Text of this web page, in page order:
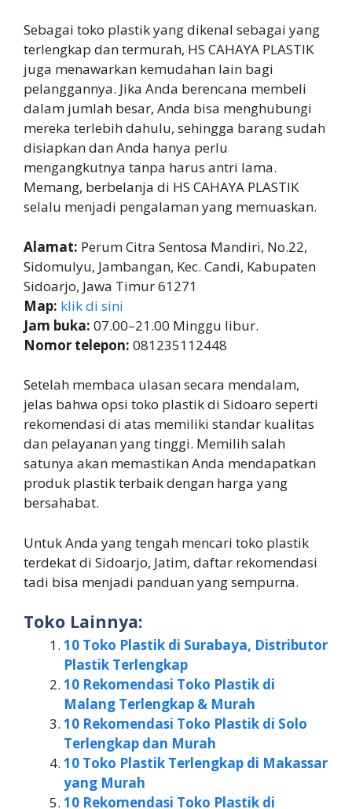
Sebagai toko plastik yang dikenal sebagai yang
terlengkap dan termurah, HS CAHAYA PLASTIK
juga menawarkan kemudahan lain bagi
pelanggannya. Jika Anda berencana membeli
dalam jumlah besar, Anda bisa menghubungi
mereka terlebih dahulu, sehingga barang sudah
disiapkan dan Anda hanya perlu
mengangkutnya tanpa harus antri lama.
Memang, berbelanja di HS CAHAYA PLASTIK
selalu menjadi pengalaman yang memuaskan.
Alamat: Perum Citra Sentosa Mandiri, No.22,
Sidomulyu, Jambangan, Kec. Candi, Kabupaten
Sidoarjo, Jawa Timur 61271
Map: klik di sini
Jam buka: 07.00–21.00 Minggu libur.
Nomor telepon: 081235112448
Setelah membaca ulasan secara mendalam,
jelas bahwa opsi toko plastik di Sidoaro seperti
rekomendasi di atas memiliki standar kualitas
dan pelayanan yang tinggi. Memilih salah
satunya akan memastikan Anda mendapatkan
produk plastik terbaik dengan harga yang
bersahabat.
Untuk Anda yang tengah mencari toko plastik
terdekat di Sidoarjo, Jatim, daftar rekomendasi
tadi bisa menjadi panduan yang sempurna.
Toko Lainnya:
10 Toko Plastik di Surabaya, Distributor
Plastik Terlengkap
10 Rekomendasi Toko Plastik di
Malang Terlengkap & Murah
10 Rekomendasi Toko Plastik di Solo
Terlengkap dan Murah
10 Toko Plastik Terlengkap di Makassar
yang Murah
10 Rekomendasi Toko Plastik di